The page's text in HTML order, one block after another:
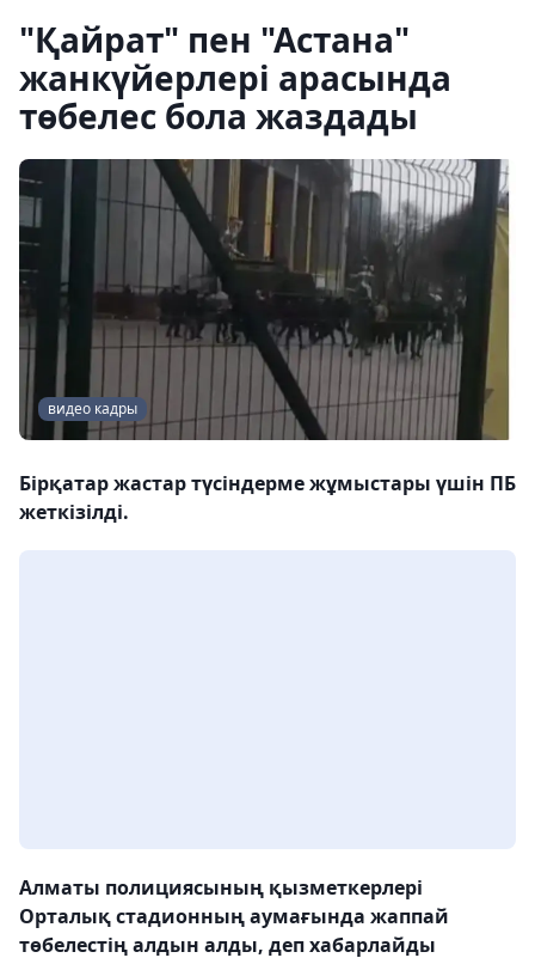
"Қайрат" пен "Астана"
жанкүйерлері арасында
төбелес бола жаздады
видео кадры
Бірқатар жастар түсіндерме жұмыстары үшін ПБ
жеткізілді.
Алматы полициясының қызметкерлері
Орталық стадионның аумағында жаппай
төбелестің алдын алды, деп хабарлайды